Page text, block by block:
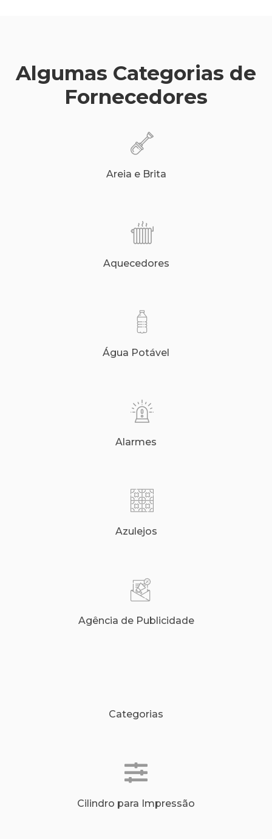
Algumas Categorias de
Fornecedores
Areia e Brita
Aquecedores
Água Potável
Alarmes
Azulejos
Agência de Publicidade
Categorias
Cilindro para Impressão